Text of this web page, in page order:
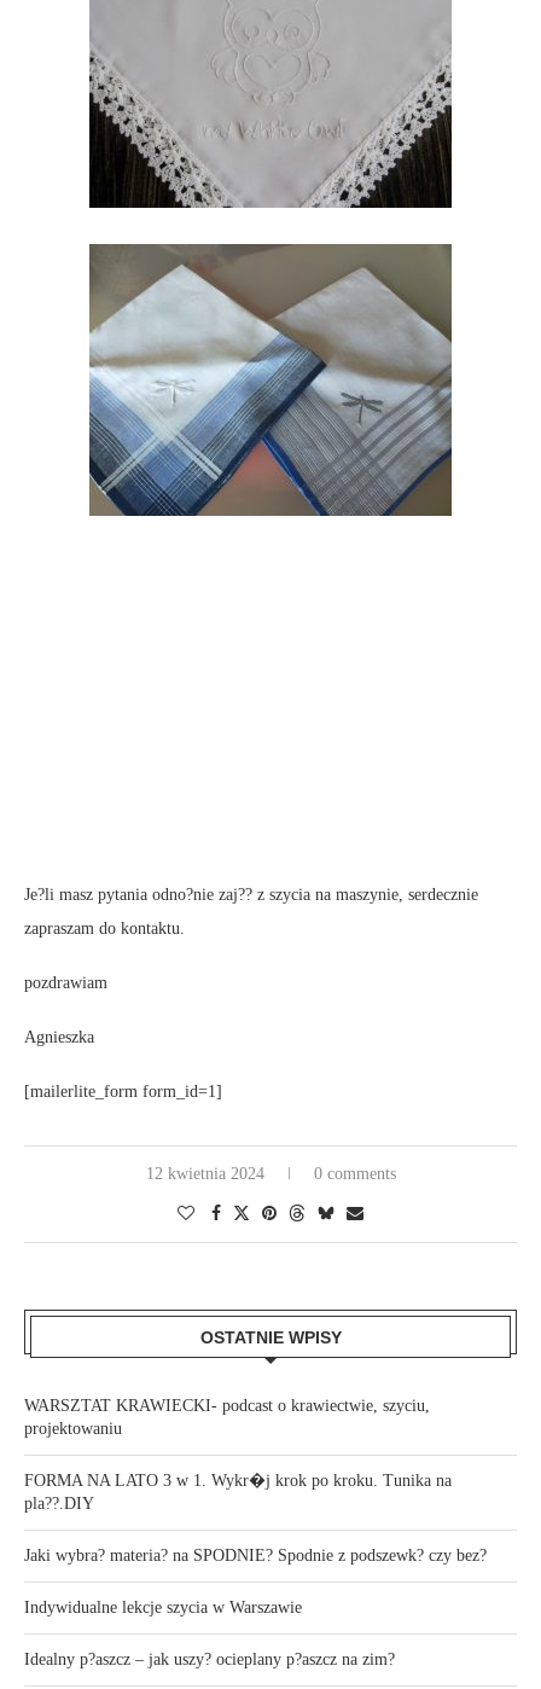
Je?li masz pytania odno?nie zaj?? z szycia na maszynie, serdecznie
zapraszam do kontaktu.
pozdrawiam
Agnieszka
[mailerlite_form form_id=1]
12 kwietnia 2024 0 comments
OSTATNIE WPISY
WARSZTAT KRAWIECKI- podcast o krawiectwie, szyciu,
projektowaniu
FORMA NA LATO 3 w 1. Wykr�j krok po kroku. Tunika na
pla??.DIY
Jaki wybra? materia? na SPODNIE? Spodnie z podszewk? czy bez?
Indywidualne lekcje szycia w Warszawie
Idealny p?aszcz – jak uszy? ocieplany p?aszcz na zim?